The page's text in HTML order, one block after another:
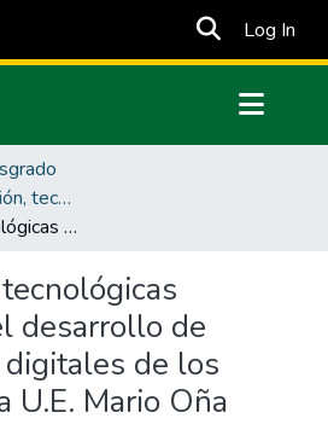
Log In
Maestría en Educación, tecnología e innovación.
Herramientas tecnológicas educativas y el desarrollo de competencias digitales de los maestros de la U.E. Mario Oña Perdomo
desarrollo de
de los
U.E. Mario Oña